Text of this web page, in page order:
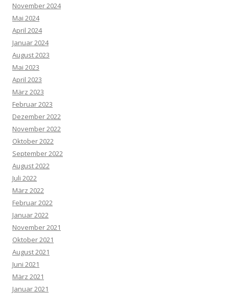
November 2024
Mai 2024
April 2024
Januar 2024
August 2023
Mai 2023
April 2023
März 2023
Februar 2023
Dezember 2022
November 2022
Oktober 2022
September 2022
August 2022
Juli 2022
März 2022
Februar 2022
Januar 2022
November 2021
Oktober 2021
August 2021
Juni 2021
März 2021
Januar 2021